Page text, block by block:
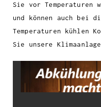
Sie vor Temperaturen
und können auch bei
Temperaturen kühlen
Sie unsere